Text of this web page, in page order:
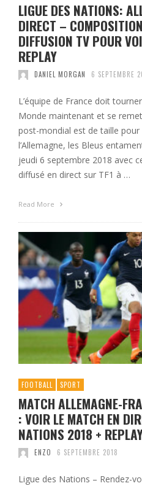
LIGUE DES NATIONS:
DIRECT –
DIFFUSION TV POUR
REPLAY
DANIEL MORGAN 6 SEPTEMBRE
L’équipe de France doit
Monde maintenant et se
post-mondial est de taille pour
l’Allemagne, les Bleus
jeudi 6 septembre 2018 avec
diffusé en direct sur TF1 à …
Read More
FOOTBALL SPORT
MATCH ALLEMAGNE-
: VOIR LE MATCH EN
NATIONS 2018 +
ENZO 6 SEPTEMBRE 2018
Ligue des Nations – Rendez-